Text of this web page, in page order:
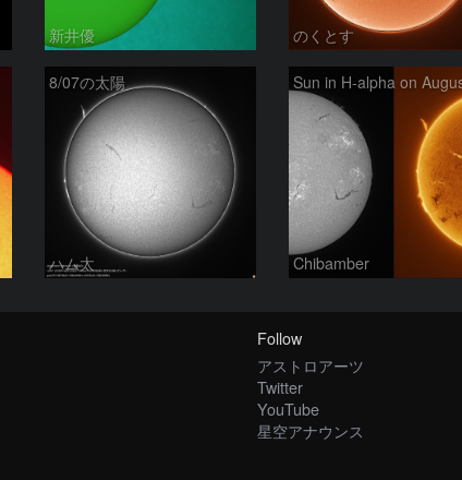
新井優 のくとす
8/07の太陽
ハム太 Chibamber
Follow
アストロアーツ
Twitter
YouTube
星空アナウンス